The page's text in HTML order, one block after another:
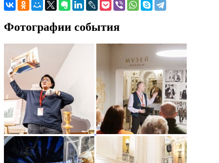
Фотографии события